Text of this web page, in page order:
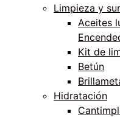
Limpieza y
Aceites
Kit de
Betún
Hidratación